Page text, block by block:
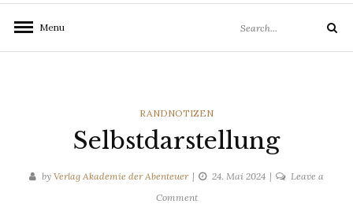
Menu
for:
Search
CATEGORIES
RANDNOTIZEN
Selbstdarstellung
by Verlag Akademie der Abenteuer 24. Mai 2024
Leave a
Commenton